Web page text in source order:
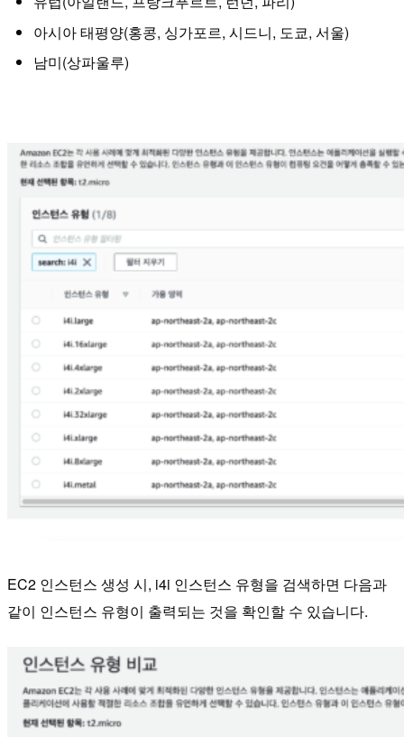
아시아 태평양(홍콩, 싱가포르, 시드니, 도쿄, 서울)
남미(상파울루)
EC2 인스턴스 생성 시, i4i 인스턴스 유형을 검색하면 다음과
같이 인스턴스 유형이 출력되는 것을 확인할 수 있습니다.